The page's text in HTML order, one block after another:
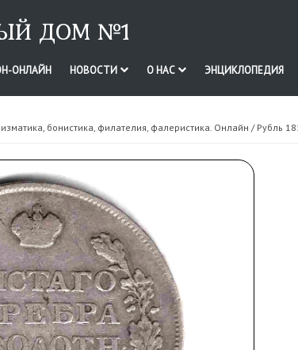
ДОМ №1
ОНЛАЙН НОВОСТИ О НАС ЭНЦИКЛОПЕДИЯ
бонистика, филателия, фалеристика. Онлайн / Рубль